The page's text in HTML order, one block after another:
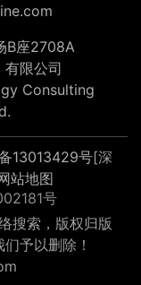
B座2708A
限公司
Consulting
13013429号[深
站地图
号
搜索，版权归版
予以删除！